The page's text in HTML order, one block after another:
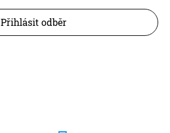
Přihlásit odběr